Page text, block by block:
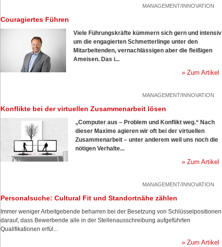
MANAGEMENT/INNOVATION
Couragiertes Führen
Viele Führungskräfte kümmern sich gern und intensiv
um die engagierten Schmetterlinge unter den
Mitarbeitenden, vernachlässigen aber die fleißigen
Ameisen. Das i...
» Zum Artikel
MANAGEMENT/INNOVATION
Konflikte bei der virtuellen Zusammenarbeit lösen
„Computer aus – Problem und Konflikt weg.“ Nach
dieser Maxime agieren wir oft bei der virtuellen
Zusammenarbeit – unter anderem weil uns noch die
nötigen Verhalte...
» Zum Artikel
MANAGEMENT/INNOVATION
Personalsuche: Cultural Fit und Standortnähe zählen
Immer weniger Arbeitgebende beharren bei der Besetzung von Schlüsselpositionen
darauf, dass Bewerbende alle in der Stellenausschreibung aufgeführten
Qualifikationen erfül...
» Zum Artikel